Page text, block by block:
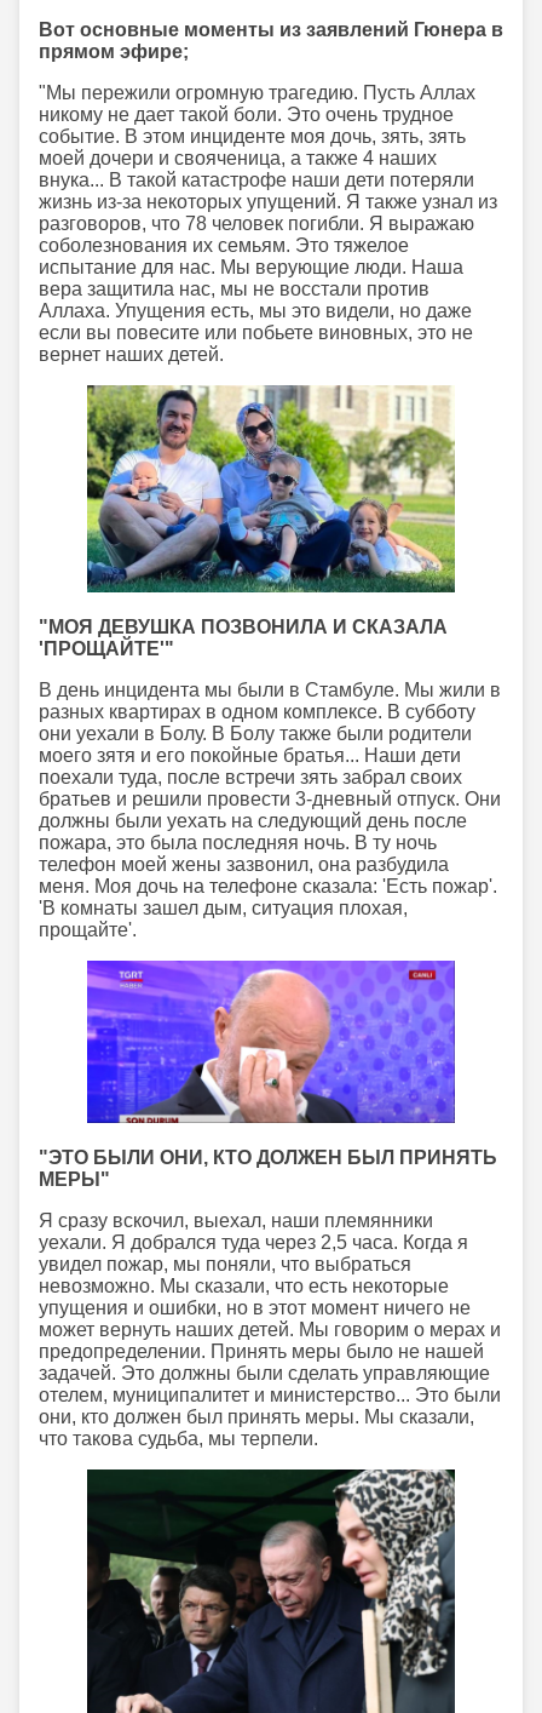
Вот основные моменты из заявлений Гюнера в
прямом эфире;
"Мы пережили огромную трагедию. Пусть Аллах
никому не дает такой боли. Это очень трудное
событие. В этом инциденте моя дочь, зять, зять
моей дочери и свояченица, а также 4 наших
внука... В такой катастрофе наши дети потеряли
жизнь из-за некоторых упущений. Я также узнал из
разговоров, что 78 человек погибли. Я выражаю
соболезнования их семьям. Это тяжелое
испытание для нас. Мы верующие люди. Наша
вера защитила нас, мы не восстали против
Аллаха. Упущения есть, мы это видели, но даже
если вы повесите или побьете виновных, это не
вернет наших детей.
"МОЯ ДЕВУШКА ПОЗВОНИЛА И СКАЗАЛА
'ПРОЩАЙТЕ'"
В день инцидента мы были в Стамбуле. Мы жили в
разных квартирах в одном комплексе. В субботу
они уехали в Болу. В Болу также были родители
моего зятя и его покойные братья... Наши дети
поехали туда, после встречи зять забрал своих
братьев и решили провести 3-дневный отпуск. Они
должны были уехать на следующий день после
пожара, это была последняя ночь. В ту ночь
телефон моей жены зазвонил, она разбудила
меня. Моя дочь на телефоне сказала: 'Есть пожар'.
'В комнаты зашел дым, ситуация плохая,
прощайте'.
"ЭТО БЫЛИ ОНИ, КТО ДОЛЖЕН БЫЛ ПРИНЯТЬ
МЕРЫ"
Я сразу вскочил, выехал, наши племянники
уехали. Я добрался туда через 2,5 часа. Когда я
увидел пожар, мы поняли, что выбраться
невозможно. Мы сказали, что есть некоторые
упущения и ошибки, но в этот момент ничего не
может вернуть наших детей. Мы говорим о мерах и
предопределении. Принять меры было не нашей
задачей. Это должны были сделать управляющие
отелем, муниципалитет и министерство... Это были
они, кто должен был принять меры. Мы сказали,
что такова судьба, мы терпели.